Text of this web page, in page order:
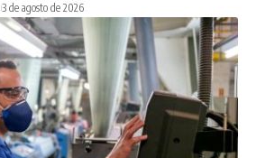
3 de agosto de 2026